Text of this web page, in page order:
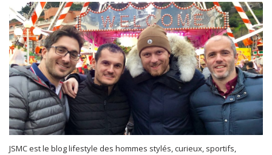
JSMC est le blog lifestyle des hommes stylés, curieux, sportifs,